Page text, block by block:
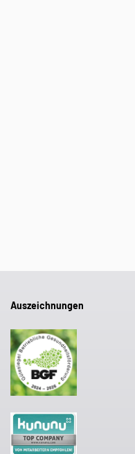
Auszeichnungen